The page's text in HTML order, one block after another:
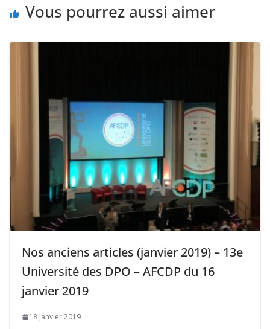
Vous pourrez aussi aimer
Nos anciens articles (janvier 2019) – 13e
Université des DPO – AFCDP du 16
janvier 2019
18 janvier 2019